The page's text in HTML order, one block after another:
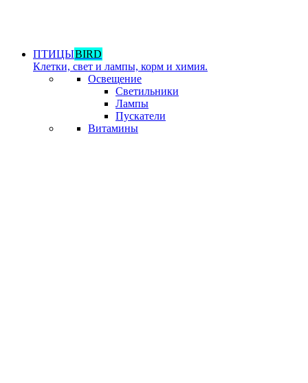
ПТИЦЫBIRD
Клетки, свет и лампы, корм и химия.
Освещение
Светильники
Лампы
Пускатели
Витамины